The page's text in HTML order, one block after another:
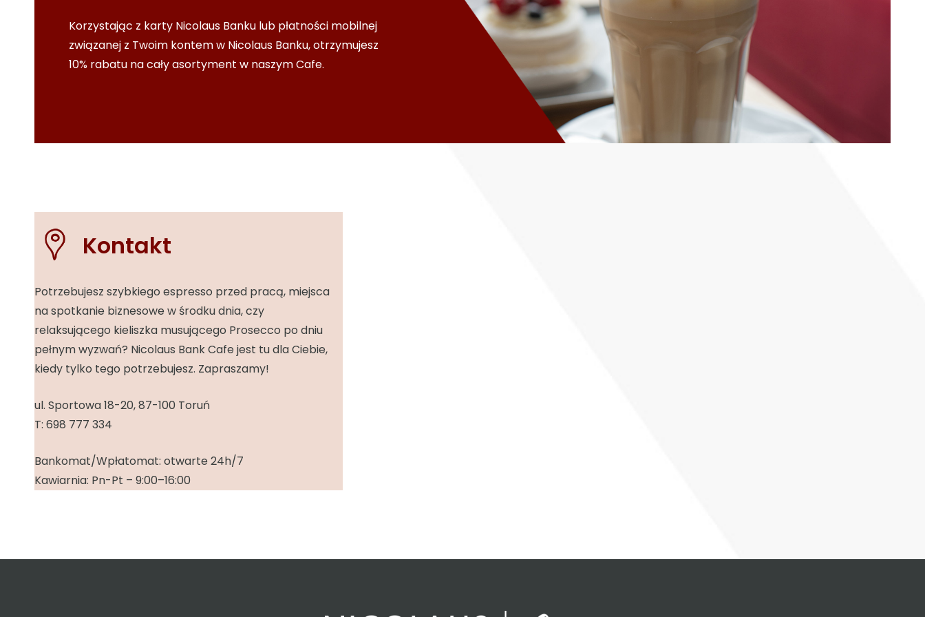
Korzystając z karty Nicolaus Banku lub płatności mobilnej
związanej z Twoim kontem w Nicolaus Banku, otrzymujesz
10% rabatu na cały asortyment w naszym Cafe.
Kontakt
Potrzebujesz szybkiego espresso przed pracą, miejsca
na spotkanie biznesowe w środku dnia, czy
relaksującego kieliszka musującego Prosecco po dniu
pełnym wyzwań? Nicolaus Bank Cafe jest tu dla Ciebie,
kiedy tylko tego potrzebujesz. Zapraszamy!
ul. Sportowa 18-20, 87-100 Toruń
T: 698 777 334
Bankomat/Wpłatomat: otwarte 24h/7
Kawiarnia: Pn-Pt – 9:00–16:00